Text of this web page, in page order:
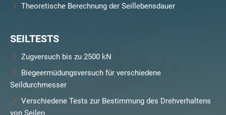
Theoretische Berechnung der Seillebensdauer
SEILTESTS
Zugversuch bis zu 2500 kN
Biegeermüdungsversuch für verschiedene
Seildurchmesser
Verschiedene Tests zur Bestimmung des Drehverhaltens
von Seilen